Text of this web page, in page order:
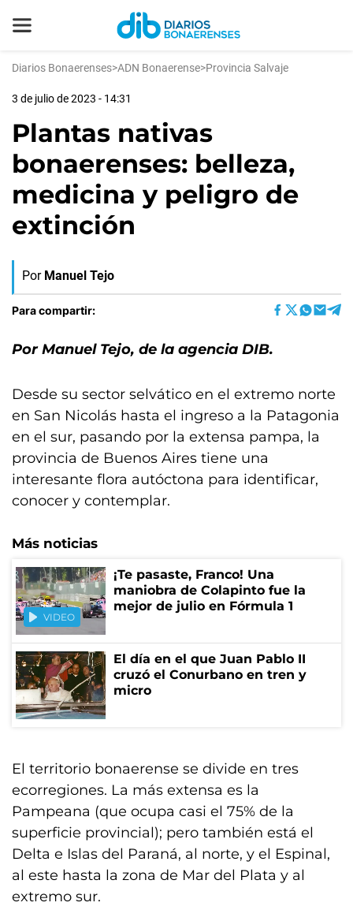
Diarios Bonaerenses>ADN Bonaerense>Provincia Salvaje
3 de julio de 2023 - 14:31
Plantas nativas
bonaerenses: belleza,
medicina y peligro de
extinción
Por Manuel Tejo
Para compartir:
Por Manuel Tejo, de la agencia DIB.
Desde su sector selvático en el extremo norte
en San Nicolás hasta el ingreso a la Patagonia
en el sur, pasando por la extensa pampa, la
provincia de Buenos Aires tiene una
interesante flora autóctona para identificar,
conocer y contemplar.
Más noticias
VIDEO
¡Te pasaste, Franco! Una
maniobra de Colapinto fue la
mejor de julio en Fórmula 1
El día en el que Juan Pablo II
cruzó el Conurbano en tren y
micro
El territorio bonaerense se divide en tres
ecorregiones. La más extensa es la
Pampeana (que ocupa casi el 75% de la
superficie provincial); pero también está el
Delta e Islas del Paraná, al norte, y el Espinal,
al este hasta la zona de Mar del Plata y al
extremo sur.